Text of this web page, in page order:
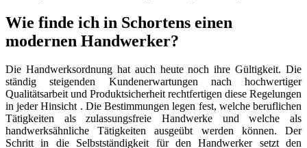
Wie finde ich in Schortens einen
modernen Handwerker?
Die Handwerksordnung hat auch heute noch ihre Gültigkeit. Die
ständig steigenden Kundenerwartungen nach hochwertiger
Qualitätsarbeit und Produktsicherheit rechtfertigen diese Regelungen
in jeder Hinsicht . Die Bestimmungen legen fest, welche beruflichen
Tätigkeiten als zulassungsfreie Handwerke und welche als
handwerksähnliche Tätigkeiten ausgeübt werden können. Der
Schritt in die Selbstständigkeit für den Handwerker setzt den